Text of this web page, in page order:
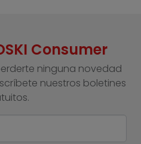
Consumer
ninguna novedad
nuestros boletines